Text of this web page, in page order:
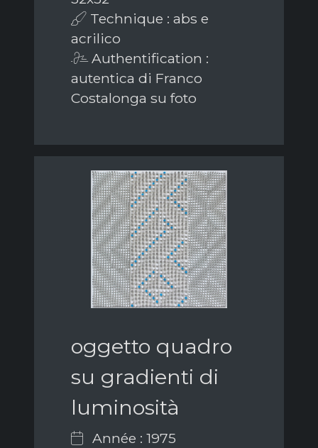
Technique : abs e
acrilico
Authentification :
autentica di Franco
Costalonga su foto
oggetto quadro
su gradienti di
luminosità
Année : 1975